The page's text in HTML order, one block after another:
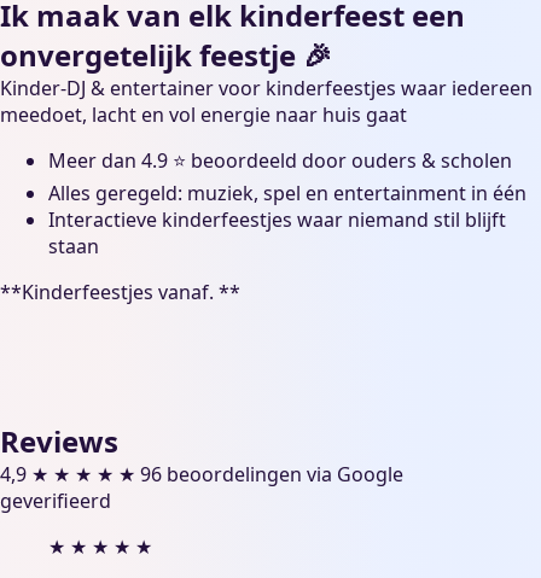
Ik maak van elk kinderfeest een
onvergetelijk feestje 🎉
Kinder-DJ & entertainer voor kinderfeestjes waar iedereen
meedoet, lacht en vol energie naar huis gaat
Meer dan 4.9 ⭐ beoordeeld door ouders & scholen
Alles geregeld: muziek, spel en entertainment in één
Interactieve kinderfeestjes waar niemand stil blijft
staan
**Kinderfeestjes vanaf. **
Reviews
4,9 ★ ★ ★ ★ ★ 96 beoordelingen via Google
geverifieerd
★ ★ ★ ★ ★